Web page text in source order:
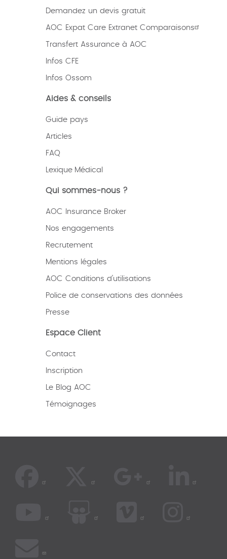
Demandez un devis gratuit
AOC Expat Care Extranet Comparaisons
Transfert Assurance à AOC
Infos CFE
Infos Ossom
Aides & conseils
Guide pays
Articles
FAQ
Lexique Médical
Qui sommes-nous ?
AOC Insurance Broker
Nos engagements
Recrutement
Mentions légales
AOC Conditions d’utilisations
Police de conservations des données
Presse
Espace Client
Contact
Inscription
Le Blog AOC
Témoignages